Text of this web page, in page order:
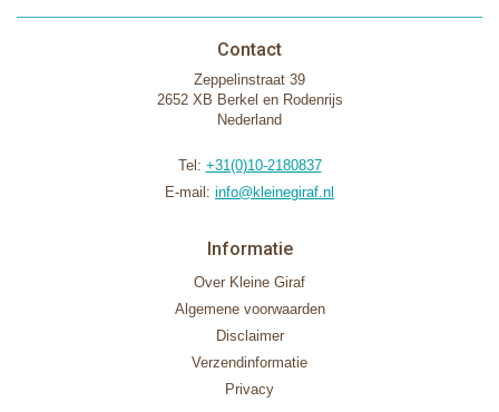
Contact
Zeppelinstraat 39
2652 XB Berkel en Rodenrijs
Nederland
Tel: +31(0)10-2180837
E-mail: info@kleinegiraf.nl
Informatie
Over Kleine Giraf
Algemene voorwaarden
Disclaimer
Verzendinformatie
Privacy